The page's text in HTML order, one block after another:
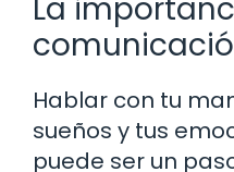
La
Hablar con tu
sueños y tus
puede ser un